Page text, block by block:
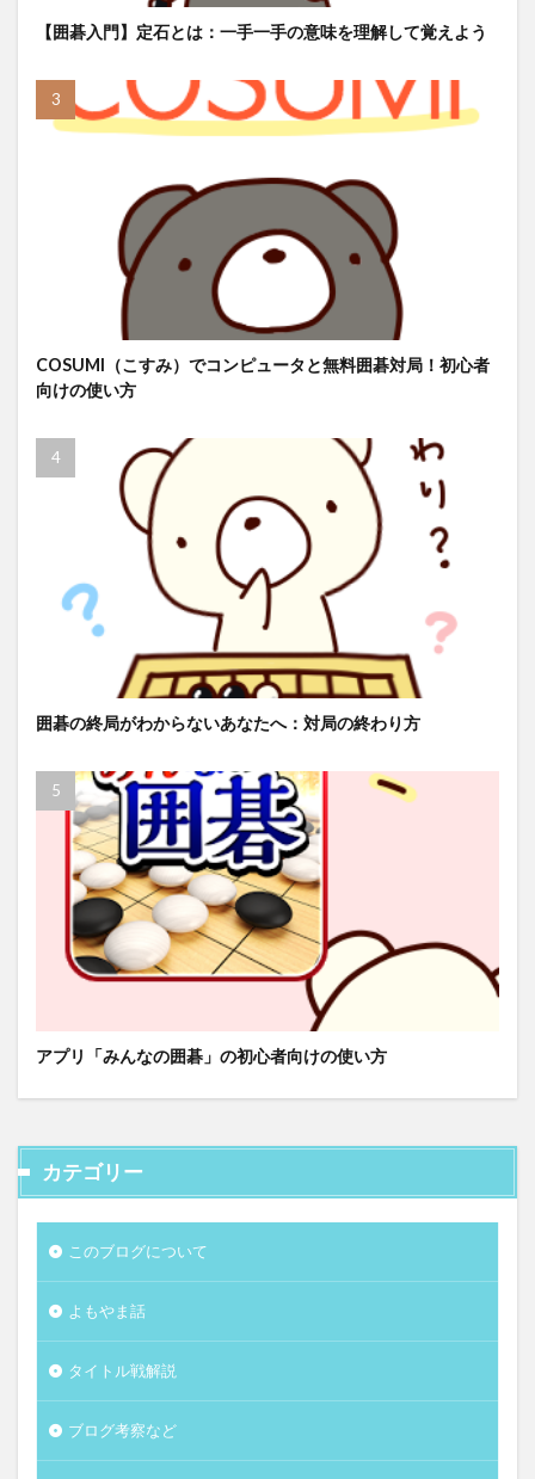
【囲碁入門】定石とは：一手一手の意味を理解して覚えよう
COSUMI（こすみ）でコンピュータと無料囲碁対局！初心者
向けの使い方
囲碁の終局がわからないあなたへ：対局の終わり方
アプリ「みんなの囲碁」の初心者向けの使い方
カテゴリー
このブログについて
よもやま話
タイトル戦解説
ブログ考察など